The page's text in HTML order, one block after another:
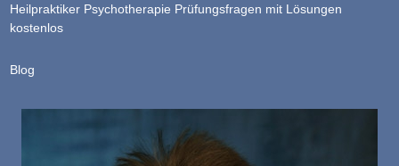
Heilpraktiker Psychotherapie Prüfungsfragen mit Lösungen
kostenlos
Blog